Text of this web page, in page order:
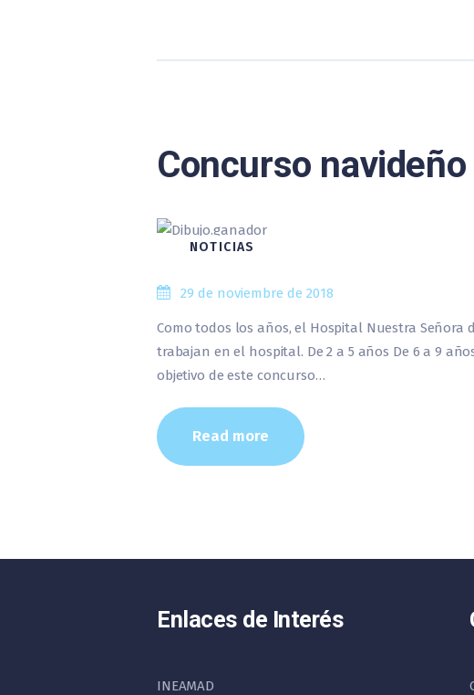
Concurso
NOTICIAS
29 de noviembre de 2018
Como todos los años, el Hospital Nuestra
trabajan en el hospital. De 2 a 5 años De 6 a 9
objetivo de este concurso…
Read more
Enlaces de Interés
INEAMAD